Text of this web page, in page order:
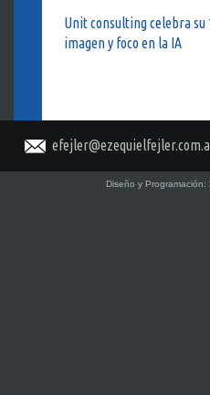
Unit consulting celebra su
imagen y foco en la IA
Diseño y Programación: